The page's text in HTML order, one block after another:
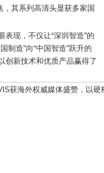
，其系列高清头显获多家国
现，不仅让“深圳智造”的
制造”向“中国智造”跃升的
新技术和优质产品赢得了